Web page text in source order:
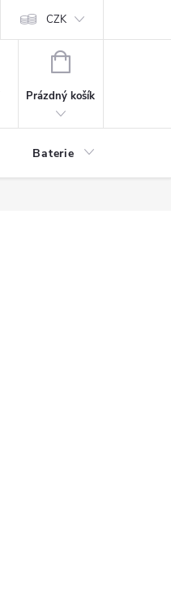
CZK
NÁKUPNÍ
Prázdný košík
Baterie